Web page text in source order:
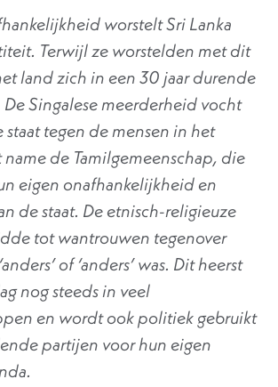
worstelt Sri Lanka
Terwijl ze worstelden met dit
land zich in een 30 jaar durende
Singalese meerderheid vocht
staat tegen de mensen in het
de Tamilgemeenschap, die
eigen onafhankelijkheid en
de staat. De etnisch-religieuze
tot wantrouwen tegenover
of ‘anders’ was. Dit heerst
nog steeds in veel
en wordt ook politiek gebruikt
partijen voor hun eigen